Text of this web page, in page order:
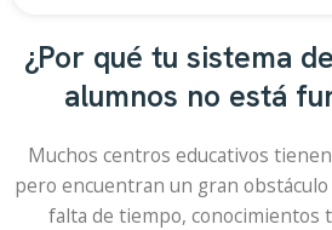
¿Por qué tu sistema
alumnos no está
Muchos centros educativos
pero encuentran un gran obstáculo
falta de tiempo, conocimientos